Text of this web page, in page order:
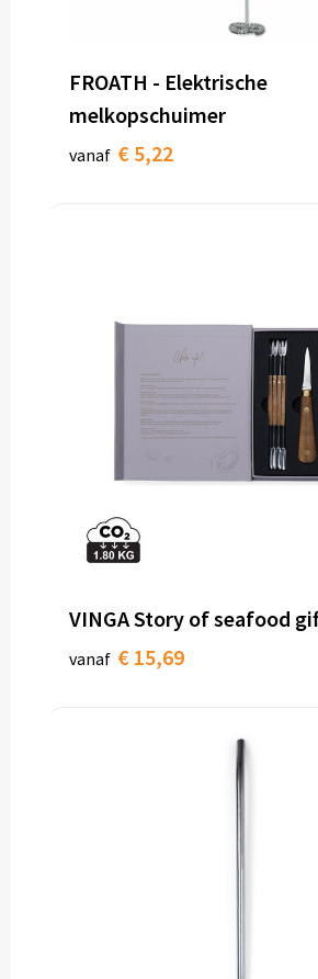
FROATH - Elektrische
melkopschuimer
vanaf € 5,22
VINGA Story of seafood
vanaf € 15,69